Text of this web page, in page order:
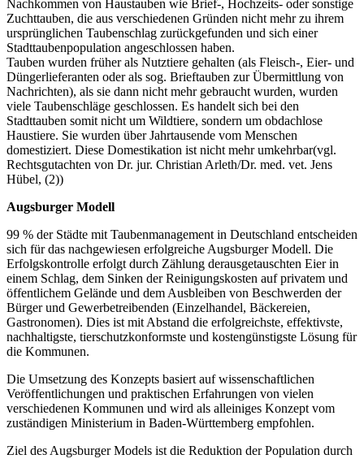
Nachkommen von Haustauben wie Brief-, Hochzeits- oder sonstige
Zuchttauben, die aus verschiedenen Gründen nicht mehr zu ihrem
ursprünglichen Taubenschlag zurückgefunden und sich einer
Stadttaubenpopulation angeschlossen haben.
Tauben wurden früher als Nutztiere gehalten (als Fleisch-, Eier- und
Düngerlieferanten oder als sog. Brieftauben zur Übermittlung von
Nachrichten), als sie dann nicht mehr gebraucht wurden, wurden
viele Taubenschläge geschlossen. Es handelt sich bei den
Stadttauben somit nicht um Wildtiere, sondern um obdachlose
Haustiere. Sie wurden über Jahrtausende vom Menschen
domestiziert. Diese Domestikation ist nicht mehr umkehrbar(vgl.
Rechtsgutachten von Dr. jur. Christian Arleth/Dr. med. vet. Jens
Hübel, (2))
Augsburger Modell
99 % der Städte mit Taubenmanagement in Deutschland entscheiden
sich für das nachgewiesen erfolgreiche Augsburger Modell. Die
Erfolgskontrolle erfolgt durch Zählung derausgetauschten Eier in
einem Schlag, dem Sinken der Reinigungskosten auf privatem und
öffentlichem Gelände und dem Ausbleiben von Beschwerden der
Bürger und Gewerbetreibenden (Einzelhandel, Bäckereien,
Gastronomen). Dies ist mit Abstand die erfolgreichste, effektivste,
nachhaltigste, tierschutzkonformste und kostengünstigste Lösung für
die Kommunen.
Die Umsetzung des Konzepts basiert auf wissenschaftlichen
Veröffentlichungen und praktischen Erfahrungen von vielen
verschiedenen Kommunen und wird als alleiniges Konzept vom
zuständigen Ministerium in Baden-Württemberg empfohlen.
Ziel des Augsburger Models ist die Reduktion der Population durch